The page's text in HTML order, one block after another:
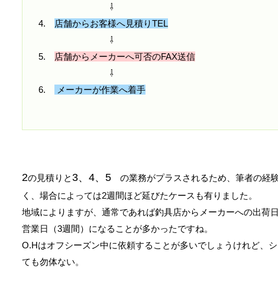
⇩
4.
店舗からお客様へ見積りTEL
⇩
5.
店舗からメーカーへ可否のFAX送信
⇩
6.
メーカーが作業へ着手
2の見積りと3、4、5の業務がプラスされるため、筆者の経
く、場合によっては2週間ほど延びたケースも有りました。
地域によりますが、通常であれば釣具店からメーカーへの出荷
営業日（3週間）になることが多かったですね。
O.Hはオフシーズン中に依頼することが多いでしょうけれど、
ても勿体ない。